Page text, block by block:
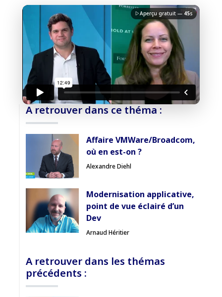
Aperçu gratuit — 45s
J'accepte la charte de confidentialité du Monde
Informatique
Débloquer la vidéo
Pas encore abonné ? Découvrir nos offres
→
A retrouver dans ce théma :
Affaire VMWare/Broadcom,
où en est-on ?
Alexandre Diehl
Modernisation applicative,
point de vue éclairé d’un
Dev
Arnaud Héritier
A retrouver dans les thémas
précédents :